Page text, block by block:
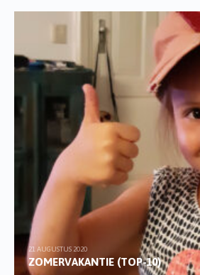
21 AUGUSTUS 2020
ZOMERVAKANTIE (TOP-10)